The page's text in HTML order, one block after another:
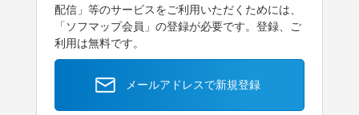
配信」等のサービスをご利用いただくためには、
「ソフマップ会員」の登録が必要です。登録、ご
利用は無料です。
メールアドレスで新規登録